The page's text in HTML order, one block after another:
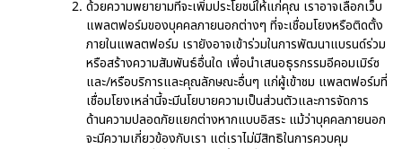
ด้วยความพยายามที่จะเพิ่มประโยชน์ให้แก่คุณ เราอาจเลือกเว็บ
แพลตฟอร์มของบุคคลภายนอกต่างๆ ที่จะเชื่อมโยงหรือติดตั้ง
ภายในแพลตฟอร์ม เรายังอาจเข้าร่วมในการพัฒนาแบรนด์ร่วม
หรือสร้างความสัมพันธ์อื่นใด เพื่อนำเสนอธุรกรรมอีคอมเมิร์ซ
และ/หรือบริการและคุณลักษณะอื่นๆ แก่ผู้เข้าชม แพลตฟอร์มที่
เชื่อมโยงเหล่านี้จะมีนโยบายความเป็นส่วนตัวและการจัดการ
ด้านความปลอดภัยแยกต่างหากแบบอิสระ แม้ว่าบุคคลภายนอก
จะมีความเกี่ยวข้องกับเรา แต่เราไม่มีสิทธิในการควบคุม